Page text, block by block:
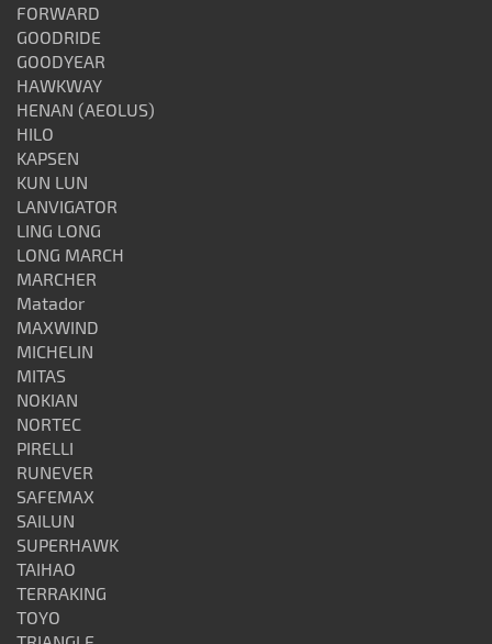
FORWARD
GOODRIDE
GOODYEAR
HAWKWAY
HENAN (AEOLUS)
HILO
KAPSEN
KUN LUN
LANVIGATOR
LING LONG
LONG MARCH
MARCHER
Matador
MAXWIND
MICHELIN
MITAS
NOKIAN
NORTEC
PIRELLI
RUNEVER
SAFEMAX
SAILUN
SUPERHAWK
TAIHAO
TERRAKING
TOYO